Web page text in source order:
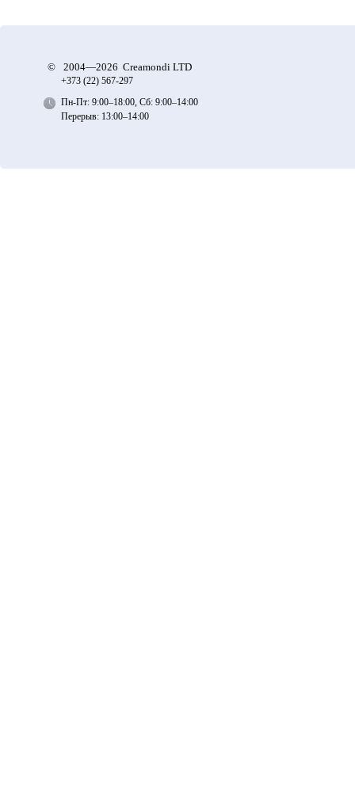
© 2004—2026 Creamondi LTD
+373 (22) 567-297
Пн-Пт: 9:00–18:00, Сб: 9:00–14:00
Перерыв: 13:00–14:00